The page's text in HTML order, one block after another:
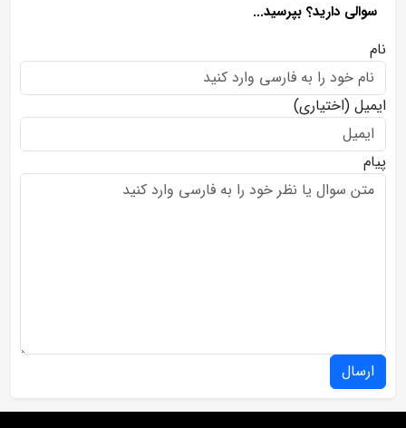
سوالی دارید؟ بپرسید...
نام
ایمیل (اختیاری)
پیام
ارسال